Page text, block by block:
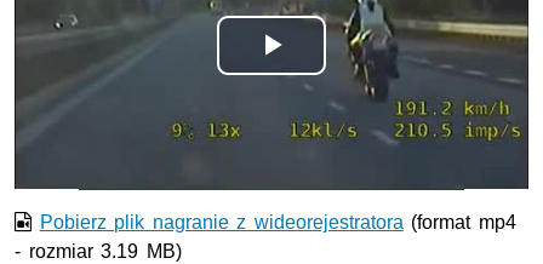
Odtwórz
wideo
Pobierz plik nagranie z wideorejestratora(format mp4
- rozmiar 3.19 MB)